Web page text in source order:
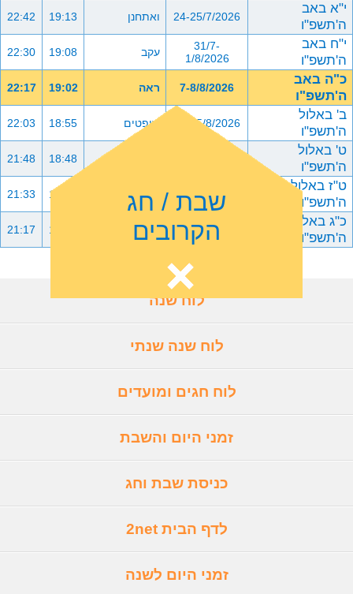
י"א באב
ה'תשפ"ו
24-25/7/2026 ואתחנן 19:13
22:42
י"ח באב
ה'תשפ"ו
31/7-
1/8/2026
עקב 19:08
22:30
כ"ה באב
ה'תשפ"ו
7-8/8/2026 ראה 19:02
22:17
ב' באלול
ה'תשפ"ו
14-15/8/2026 שופטים 18:55
22:03
ט' באלול
ה'תשפ"ו
18:48
21:48
ט"ז באלול
ה'תשפ"ו
28-29/8/2026 כי תבוא 18:39
21:33
כ"ג באלול
ה'תשפ"ו
4-5/9/2026 ניצבים וילך 18:30
21:17
שבת / חג
הקרובים
לוח שנה
לוח שנה שנתי
לוח חגים ומועדים
זמני היום והשבת
כניסת שבת וחג
לדף הבית 2net
זמני היום לשנה